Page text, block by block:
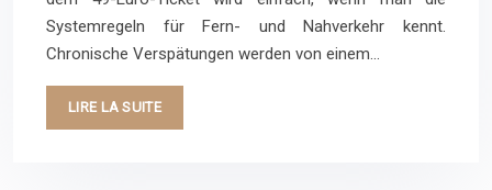
Systemregeln für Fern- und Nahverkehr kennt.
Chronische Verspätungen werden von einem…
LIRE LA SUITE